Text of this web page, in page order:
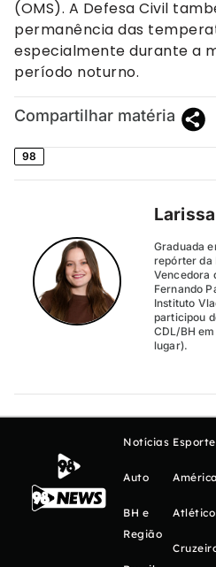
(OMS). A Defesa Civil
permanência das
especialmente durante a
período noturno.
Compartilhar matéria
98
Graduada
repórter da
Vencedora
Fernando
Instituto
participou
CDL/BH
lugar).
Notícias
Auto
BH e
Região
América
Atlético